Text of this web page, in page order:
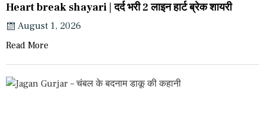
Heart break shayari | दर्द भरी 2 लाइन हार्ट ब्रेक शायरी
August 1, 2026
Read More